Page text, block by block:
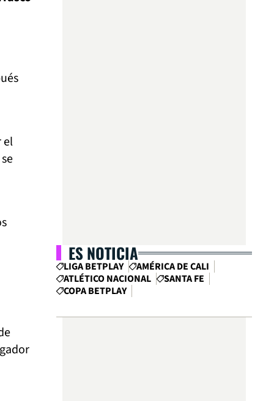
el
ES NOTICIA
LIGA BETPLAY
AMÉRICA DE CALI
ATLÉTICO NACIONAL
SANTA FE
COPA BETPLAY